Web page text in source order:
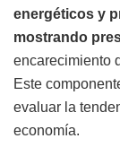
energéticos y
mostrando
encarecimiento
Este
evaluar la
economía.